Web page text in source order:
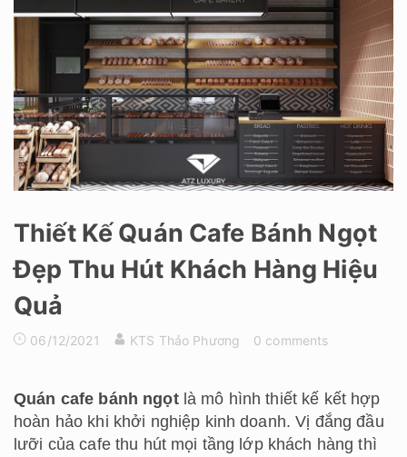
Thiết Kế Quán Cafe Bánh Ngọt
Đẹp Thu Hút Khách Hàng Hiệu
Quả
06/12/2021 KTS Thảo Phương 0 comments
Quán cafe bánh ngọtlà mô hình thiết kế kết hợp
hoàn hảo khi khởi nghiệp kinh doanh. Vị đắng đầu
lưỡi của cafe thu hút mọi tầng lớp khách hàng thì